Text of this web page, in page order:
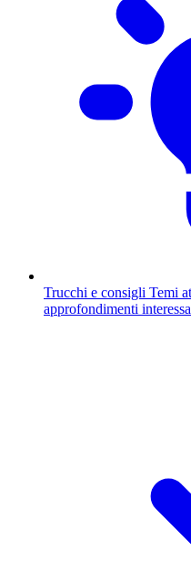
Trucchi e consigli Temi
approfondimenti